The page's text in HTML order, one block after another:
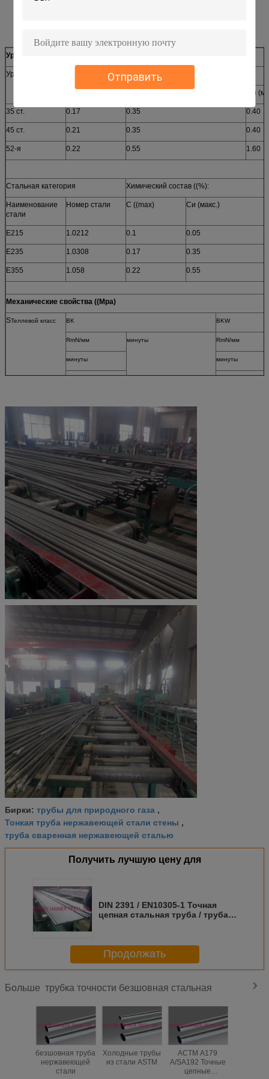
Отправить
Уровень и химический состав ((%)
Уровень Химический состав ((%):
Мн
35 ст. 0.17 0.35 0.40
45 ст. 0.21 0.35 0.40
52-я 0.22 0.55 1.60
Стальная категория Химический состав ((%):
Наименование
стали
Номер стали C ((max) Си (макс.)
Е215 1.0212 0.1 0.05
Е235 1.0308 0.17 0.35
Е355 1.058 0.22 0.55
Механические свойства ((Mpa)
SТеллевой класс BK BKW
RmN/мм минуты RmN/мм
минуты минуты
580
640 4
Стальная категория Минимальные значения для условий
Наименование
стали
Номер стали + С
Rm Mpa
Е215 1.0212 430
Е235 1.0308 480
Е355 1.0580 640
Бирки: трубы для природного газа ,
Тонкая труба нержавеющей стали стены ,
труба сваренная нержавеющей сталью
Получить лучшую цену для
DIN 2391 / EN10305-1 Точная
цепная стальная труба / труба
Продолжать
Больше трубка точности безшовная стальная
безшовная труба
нержавеющей
стали
Холодные трубы
из стали ASTM
АСТМ A179
A/SA192 Точные
цепные